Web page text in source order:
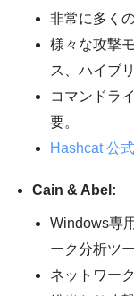
非常に多く
様々な攻撃
ス、ハイブ
コマンドラ
要。
Hashcat 公
Cain & Abel:
Windows専
ーク分析ツー
ネットワー